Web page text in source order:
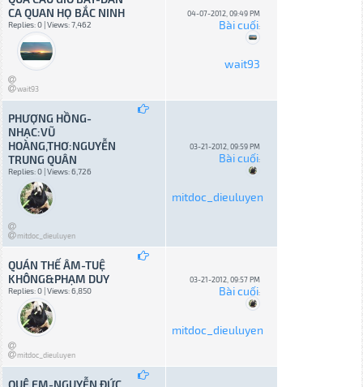
CA QUAN HỌ BẮC NINH
Replies: 0 | Views: 7,462
wait93
04-07-2012, 09:49 PM
Bài cuối:
wait93
PHƯỢNG HỒNG-
NHẠC:VŨ
HOÀNG,THƠ:NGUYỄN
TRUNG QUÂN
Replies: 0 | Views: 6,726
mitdoc_dieuluyen
03-21-2012, 09:59 PM
Bài cuối:
mitdoc_dieuluyen
QUÁN THẾ ÂM-TUỆ
KHÔNG&PHẠM DUY
Replies: 0 | Views: 6,850
mitdoc_dieuluyen
03-21-2012, 09:57 PM
Bài cuối:
mitdoc_dieuluyen